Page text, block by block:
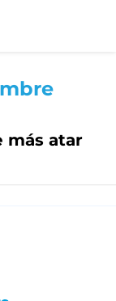
más atar